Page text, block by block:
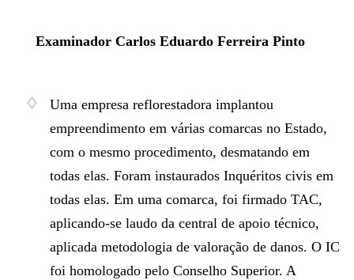
Examinador Carlos Eduardo Ferreira Pinto
Uma empresa reflorestadora implantou
empreendimento em várias comarcas no Estado,
com o mesmo procedimento, desmatando em
todas elas. Foram instaurados Inquéritos civis em
todas elas. Em uma comarca, foi firmado TAC,
aplicando-se laudo da central de apoio técnico,
aplicada metodologia de valoração de danos. O IC
foi homologado pelo Conselho Superior. A